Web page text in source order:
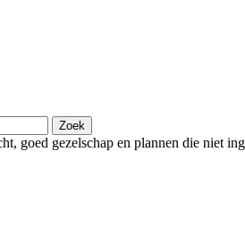
Zoek
goed gezelschap en plannen die niet